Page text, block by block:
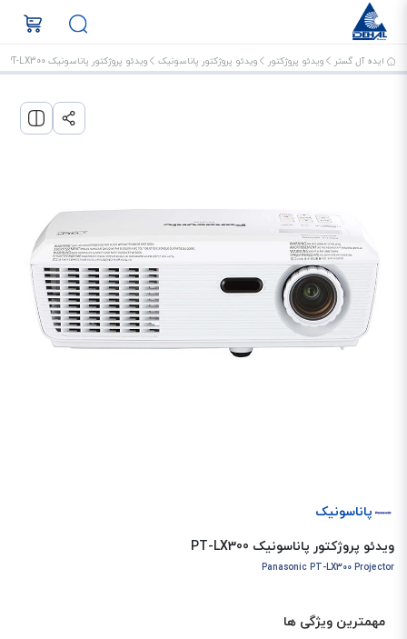
ایده آل گستر ویدئو پروژکتور ویدئو پروژکتور پاناسونیک ویدئو پروژکتور پاناسونیک PT-LX300
پاناسونیک
ویدئو پروژکتور پاناسونیک PT-LX300
Panasonic PT-LX300 Projector
مهمترین ویژگی ها